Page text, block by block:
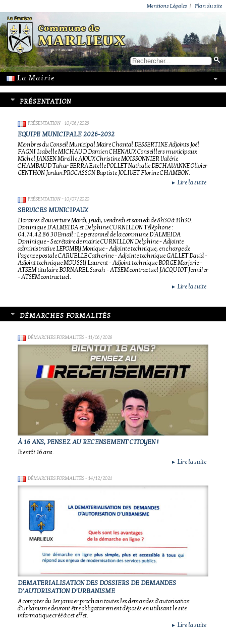
Mentions Légales | Plan du site
PRÉSENTATION
PRÉSENTATION- 10/06/2026
EQUIPE MUNICIPALE 2026-2032
Membres du Conseil Municipal Maire Chantal DESSERTINE Adjoints Joël
FAGNI Isabelle MICHAUD Damien CHENAUX Conseillers municipaux
Michel JANSEN Mireille AJOUX Christine MOISSONNIER Valérie
CHAMBAUD Tahar BERRA Estelle POLLET Nathalie DECHAVANNE Olivier
GENTHON Jordan PROCASSON Baptiste JOLIVET Florine CHAMBON.
► Lire la suite
PRÉSENTATION- 10/07/2020
SERVICES MUNICIPAUX
Horaires d’ouverture Mardi, jeudi, vendredi et samedi de 8h30 à 11h30.
Dominique D'ALMEIDA et Delphine CURNILLON Téléphone :
04.74.42.86.30 Email : Le personnel de la commune D'ALMEIDA
Dominique - Secrétaire de mairie CURNILLON Delphine - Adjointe
administrative LEPOMBY Monique - Adjointe technique, en charge de
l'agence postale CARUELLE Catherine - Adjointe technique GALLET David -
Adjoint technique MOUSSY Laurent - Adjoint technique BORGE Marjorie -
ATSEM titulaire BORNAREL Sarah - ATSEM contractuel JACQUIOT Jennifer
- ATSEM contractuel.
► Lire la suite
DÉMARCHES FORMALITÉS
DÉMARCHES FORMALITÉS- 11/06/2026
À 16 ANS, PENSEZ AU RECENSEMENT CITOYEN !
Bientôt 16 ans.
► Lire la suite
DÉMARCHES FORMALITÉS- 14/12/2021
DEMATERIALISATION DES DOSSIERS DE DEMANDES
D’AUTORISATION D’URBANISME
A compter du 1er janvier prochain toutes les demandes d’autorisation
d’urbanisme devront être obligatoirement déposés en utilisant le site
informatique créé à cet effet.
► Lire la suite